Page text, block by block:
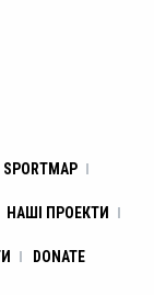
SPORTMAP
НАШІ ПРОЕКТИ
DONATE